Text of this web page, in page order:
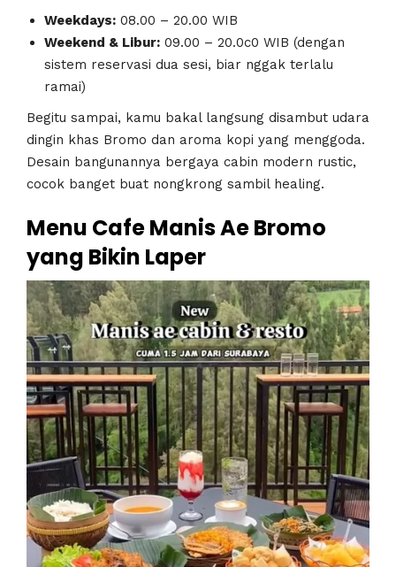
Weekdays: 08.00 – 20.00 WIB
Weekend & Libur: 09.00 – 20.0c0 WIB (dengan
sistem reservasi dua sesi, biar nggak terlalu
ramai)
Begitu sampai, kamu bakal langsung disambut udara
dingin khas Bromo dan aroma kopi yang menggoda.
Desain bangunannya bergaya cabin modern rustic,
cocok banget buat nongkrong sambil healing.
Menu Cafe Manis Ae Bromo
yang Bikin Laper